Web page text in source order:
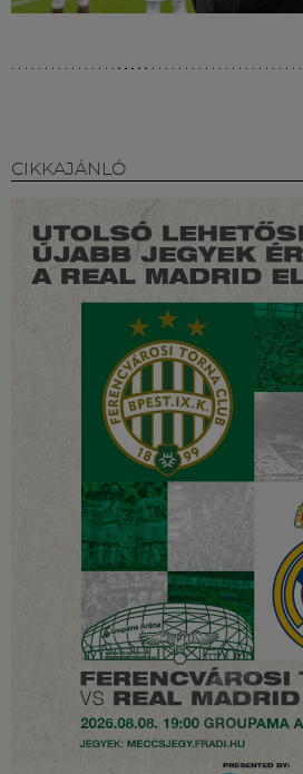
CIKKAJÁNLÓ